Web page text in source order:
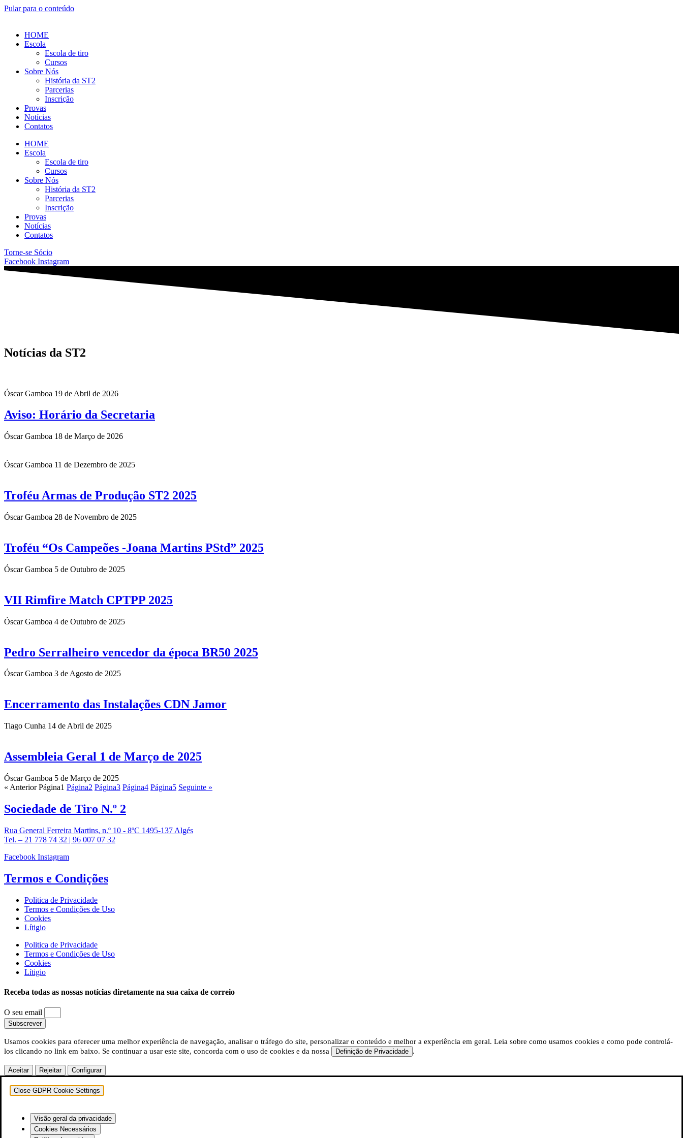
Pular para o conteúdo
HOME
Escola
Escola de tiro
Cursos
Sobre Nós
História da ST2
Parcerias
Inscrição
Provas
Notícias
Contatos
HOME
Escola
Escola de tiro
Cursos
Sobre Nós
História da ST2
Parcerias
Inscrição
Provas
Notícias
Contatos
Torne-se Sócio
Facebook Instagram
Notícias da ST2
Óscar Gamboa 19 de Abril de 2026
Aviso: Horário da Secretaria
Óscar Gamboa 18 de Março de 2026
Óscar Gamboa 11 de Dezembro de 2025
Troféu Armas de Produção ST2 2025
Óscar Gamboa 28 de Novembro de 2025
Troféu “Os Campeões -Joana Martins PStd” 2025
Óscar Gamboa 5 de Outubro de 2025
VII Rimfire Match CPTPP 2025
Óscar Gamboa 4 de Outubro de 2025
Pedro Serralheiro vencedor da época BR50 2025
Óscar Gamboa 3 de Agosto de 2025
Encerramento das Instalações CDN Jamor
Tiago Cunha 14 de Abril de 2025
Assembleia Geral 1 de Março de 2025
Óscar Gamboa 5 de Março de 2025
« Anterior Página1 Página2 Página3 Página4 Página5 Seguinte »
Sociedade de Tiro N.º 2
Rua General Ferreira Martins, n.º 10 - 8ºC 1495-137 Algés
Tel. – 21 778 74 32 | 96 007 07 32
Facebook Instagram
Termos e Condições
Politica de Privacidade
Termos e Condições de Uso
Cookies
Lítigio
Politica de Privacidade
Termos e Condições de Uso
Cookies
Lítigio
Receba todas as nossas notícias diretamente na sua caixa de correio
O seu email
Subscrever
Usamos cookies para oferecer uma melhor experiência de navegação, analisar o tráfego do site, personalizar o conteúdo e melhor a experiência em geral. Leia sobre como usamos cookies e como pode controlá-
los clicando no link em baixo. Se continuar a usar este site, concorda com o uso de cookies e da nossa
Definição de Privacidade .
Aceitar Rejeitar Configurar
Close GDPR Cookie Settings
Visão geral da privacidade
Cookies Necessários